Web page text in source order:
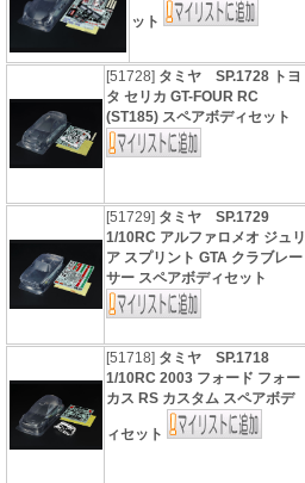
ット
[51728] タミヤ SP.1728 トヨ
タ セリカ GT-FOUR RC
(ST185) スペアボディセット
[51729] タミヤ SP.1729
1/10RC アルファロメオ ジュリ
ア スプリント GTA クラブレー
サー スペアボディセット
[51718] タミヤ SP.1718
1/10RC 2003 フォード フォー
カス RS カスタム スペアボデ
ィセット